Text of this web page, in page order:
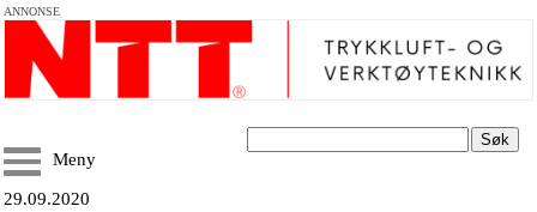
ANNONSE
Søk
Meny
29.09.2020